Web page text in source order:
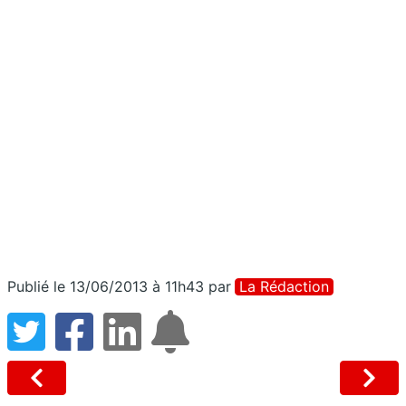
Publié le 13/06/2013 à 11h43 par La Rédaction